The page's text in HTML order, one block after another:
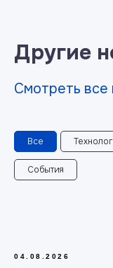
Другие
Смотреть
Все
События
04.08.2026